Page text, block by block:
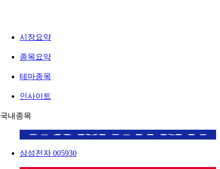
시장요약
종목요약
테마종목
인사이트
국내종목
삼성전자 005930